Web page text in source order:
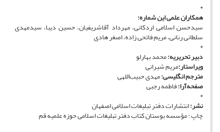
*
همکاران علمی این شماره:
سیدحسن اسلامی اردکانی، مهرداد آقاشریفیان، حسین دیبا، سیدمهدی
سلطانی رنانی، مریم فاتحی زاده، اصغر هادی
*
دبیر تحریریه:محمد بهارلو
ویراستار:مریم شیرانی
مترجم انگلیسی:مهدی حبیب‌اللهی
صفحه‌آرا:فاطمه رجبی
*
نشر:انتشارات دفتر تبلیغات اسلامی اصفهان
چاپ : مؤسسه بوستان کتاب دفتر تبلیغات اسلامی حوزه علمیه قم